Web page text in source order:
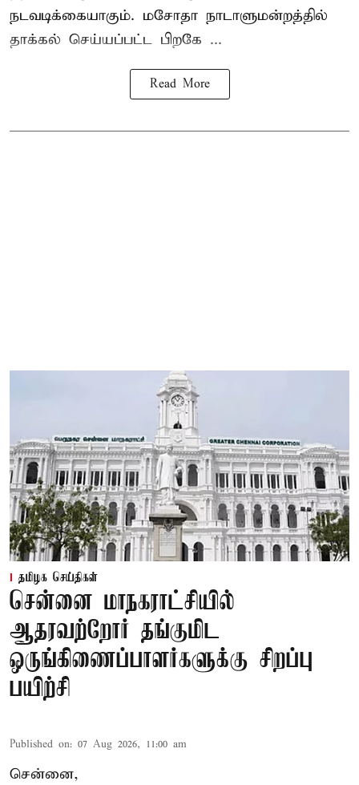
நடவடிக்கையாகும். மசோதா நாடாளுமன்றத்தில்
தாக்கல் செய்யப்பட்ட பிறகே ...
Read More
தமிழக செய்திகள்
சென்னை மாநகராட்சியில்
ஆதரவற்றோர் தங்குமிட
ஒருங்கிணைப்பாளர்களுக்கு சிறப்பு
பயிற்சி
Published on: 07 Aug 2026, 11:00 am
சென்னை,